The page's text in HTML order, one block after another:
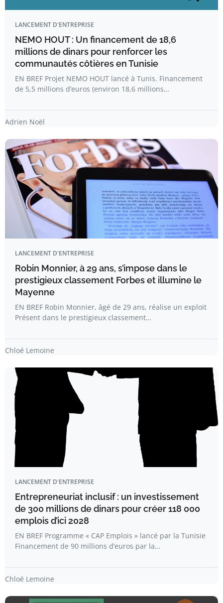
LANCEMENT D'ENTREPRISE
NEMO HOUT : Un financement de 18,6
millions de dinars pour renforcer les
communautés côtières en Tunisie
EN BREF Projet NEMO HOUT lancé à Tunis. Financement
de 5,5 millions d’euros (environ 18,6 millions…
Adrien Noël
LANCEMENT D'ENTREPRISE
Robin Monnier, à 29 ans, s’impose dans le
prestigieux classement Forbes et illumine le
Mayenne
EN BREF Robin Monnier, âgé de 29 ans, réalise un exploit
Présent dans le prestigieux classement…
Chloé Lemoine
LANCEMENT D'ENTREPRISE
Entrepreneuriat inclusif : un investissement
de 300 millions de dinars pour créer 118 000
emplois d’ici 2028
EN BREF Programme « CAP Emplois » lancé par la Tunisie
Financement de 90 millions d’euros par la…
Chloé Lemoine